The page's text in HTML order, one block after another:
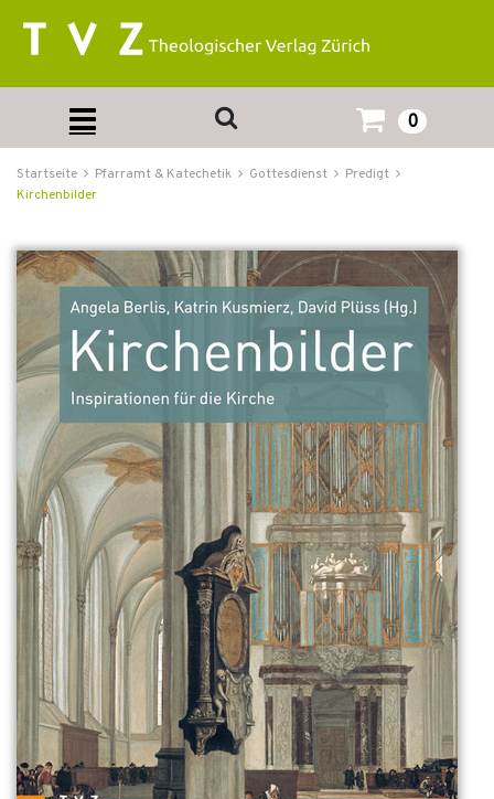
0
Startseite Pfarramt & Katechetik Gottesdienst
Predigt
Kirchenbilder